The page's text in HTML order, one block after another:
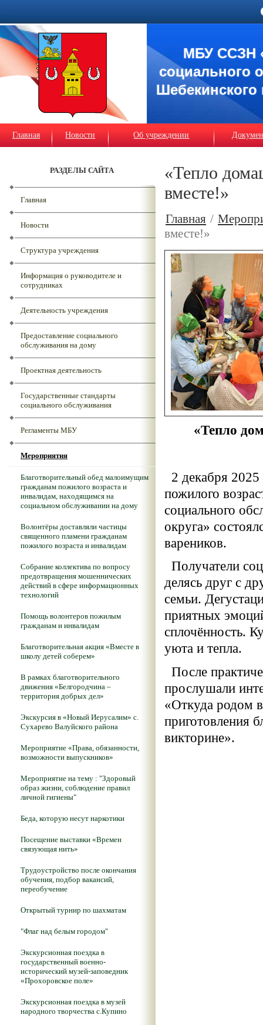
МБУ ССЗН
социального
Шебекинского
Главная Новости Об учреждении
РАЗДЕЛЫ САЙТА
Главная
Новости
Структура учреждения
Информация о руководителе и
сотрудниках
Деятельность учреждения
Предоставление социального
обслуживания на дому
Проектная деятельность
Государственные стандарты
социального обслуживания
Регламенты МБУ
Мероприятия
Благотворительный обед малоимущим
гражданам пожилого возраста и
инвалидам, находящимся на
социальном обслуживании на дому
Волонтёры доставляли частицы
священного пламени гражданам
пожилого возраста и инвалидам
Собрание коллектива по вопросу
предотвращения мошеннических
действий в сфере информационных
технологий
Помощь волонтеров пожилым
гражданам и инвалидам
Благотворительная акция «Вместе в
школу детей соберем»
В рамках благотворительного
движения «Белгородчина –
территория добрых дел»
Экскурсия в «Новый Иерусалим» с.
Сухарево Валуйского района
Мероприятие «Права, обязанности,
возможности выпускников»
Мероприятие на тему : "Здоровый
образ жизни, соблюдение правил
личной гигиены"
Беда, которую несут наркотики
Посещение выставки «Времен
связующая нить»
Трудоустройство после окончания
обучения, подбор вакансий,
переобучение
Открытый турнир по шахматам
"Флаг над белым городом"
Экскурсионная поездка в
государственный военно-
исторический музей-заповедник
«Прохоровское поле»
Экскурсионная поездка в музей
народного творчества с.Купино
«Тепло
вместе!»
Главная /
вместе!»
«Тепло
2 декабря 2025
пожилого
социального
округа»
вареников.
Получатели
делясь друг с
семьи.
приятных
сплочённость.
уюта и тепла.
После
прослушали
«Откуда родом
приготовления
викторине».